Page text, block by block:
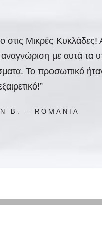
στις Μικρές Κυκλάδες!
με αυτά τα
Το προσωπικό
B. – ROMANIA